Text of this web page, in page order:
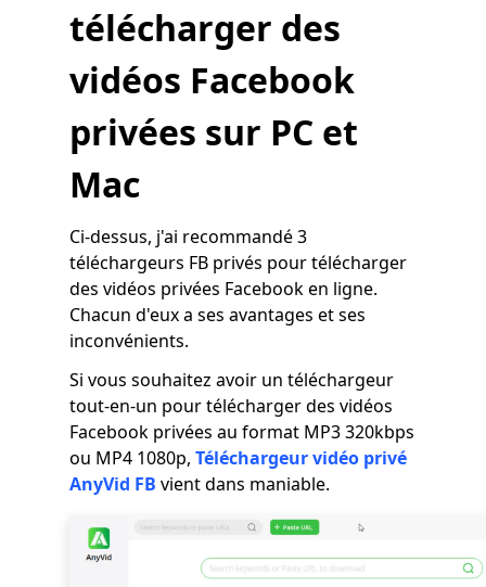
télécharger des
vidéos Facebook
privées sur PC et
Mac
Ci-dessus, j'ai recommandé 3
téléchargeurs FB privés pour télécharger
des vidéos privées Facebook en ligne.
Chacun d'eux a ses avantages et ses
inconvénients.
Si vous souhaitez avoir un téléchargeur
tout-en-un pour télécharger des vidéos
Facebook privées au format MP3 320kbps
ou MP4 1080p, Téléchargeur vidéo privé
AnyVid FB vient dans maniable.